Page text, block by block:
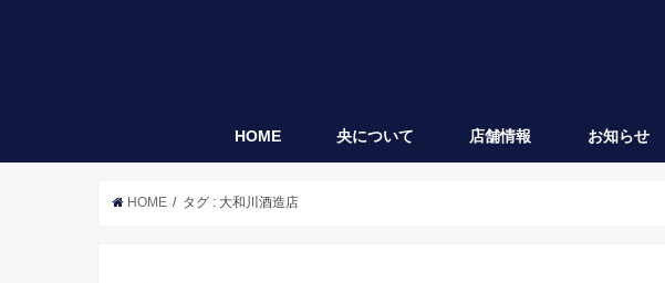
HOME 央について 店舗情報 お知らせ
HOME タグ : 大和川酒造店